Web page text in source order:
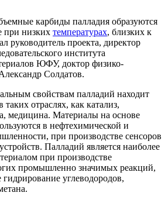
карбиды палладия образуются
при низких температурах, близких к
руководитель проекта, директор
института
ЮФУ, доктор физико-
Солдатов.
свойствам палладий находит
отраслях, как катализ,
медицина. Материалы на основе
в нефтехимической и
при производстве сенсоров
Палладий является наиболее
при производстве
промышленно значимых реакций,
гидрирование углеводородов,